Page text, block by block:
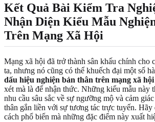
Kết Quả Bài Kiểm Tra
Nhận Diện Kiểu Mẫu
Trên Mạng Xã Hội
Mạng xã hội đã trở thành sân khấu chính cho
ta, nhưng nó cũng có thể khuếch đại một số
dấu hiệu nghiện bản thân trên mạng xã hội
xét mà là để nhận thức. Những kiểu mẫu này
nhu cầu sâu sắc về sự ngưỡng mộ và cảm
thân gắn liền với sự tương tác trực tuyến. Hãy
cách phổ biến mà những đặc điểm này xuất